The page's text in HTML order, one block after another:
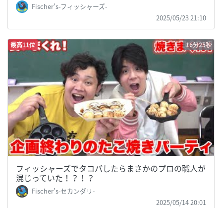
Fischer's-フィッシャーズ-
2025/05/23 21:10
最高11位 16分25秒
フィッシャーズでタコパしたらまさかのプロの職人が
混じっていた！？！？
Fischer's-セカンダリ-
2025/05/14 20:01